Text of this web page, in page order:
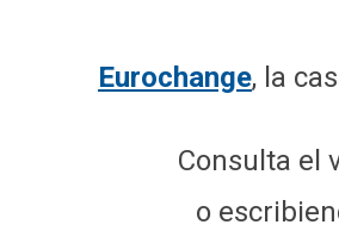
Eurochange, la
Consulta el
o